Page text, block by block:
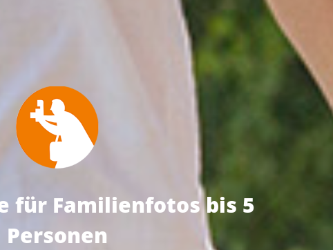
für Familienfotos bis 5
Personen